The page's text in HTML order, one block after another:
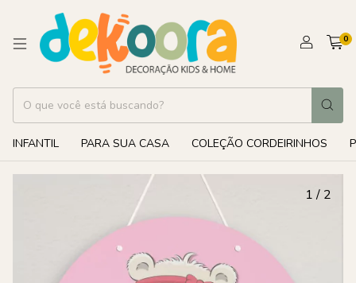
0
INFANTIL PARA SUA CASA COLEÇÃO CORDEIRINHOS
1/ 2